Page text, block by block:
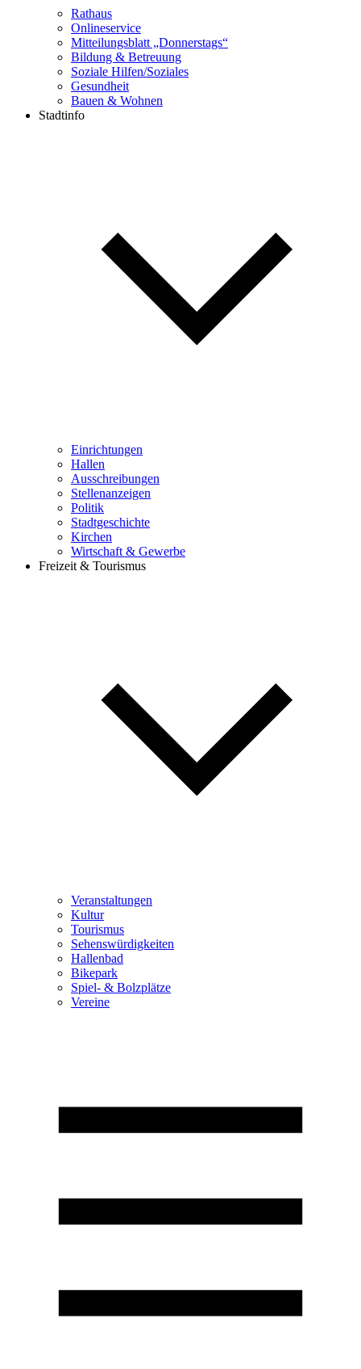
Rathaus
Onlineservice
Mitteilungsblatt „Donnerstags“
Bildung & Betreuung
Soziale Hilfen/Soziales
Gesundheit
Bauen & Wohnen
Stadtinfo
Einrichtungen
Hallen
Ausschreibungen
Stellenanzeigen
Politik
Stadtgeschichte
Kirchen
Wirtschaft & Gewerbe
Freizeit & Tourismus
Veranstaltungen
Kultur
Tourismus
Sehenswürdigkeiten
Hallenbad
Bikepark
Spiel- & Bolzplätze
Vereine